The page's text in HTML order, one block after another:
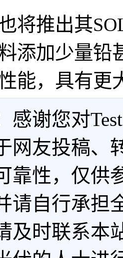
推出其
添加少量铅
能，具有更
感谢您对
网友投稿、
靠性，仅供
请自行承担
及时联系本